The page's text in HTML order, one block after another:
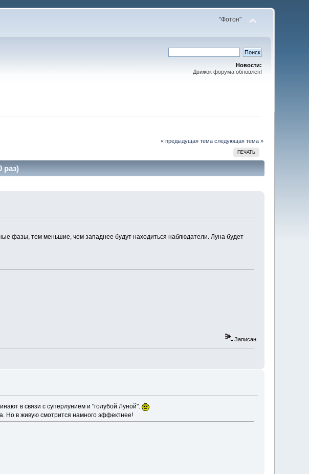
"Фотон"
Новости:
Движок форума обновлен!
« предыдущая тема следующая тема »
ПЕЧАТЬ
раз)
фазы, тем меньшие, чем западнее будут находиться наблюдатели. Луна будет
Записан
в связи с суперлунием и "голубой Луной".
Но в живую смотрится намного эффектнее!